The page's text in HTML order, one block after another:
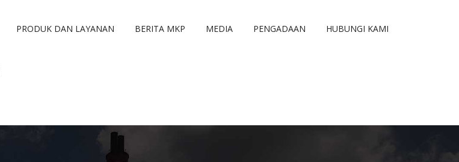
PRODUK DAN LAYANAN BERITA MKP MEDIA PENGADAAN HUBUNGI KAMI